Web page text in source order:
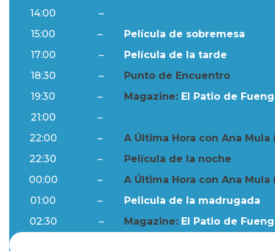
14:00
–
15:00
–
Película de sobremesa
17:00
–
Película de la tarde
18:30
–
Punto de Encuentro
19:30
– Magazine: El Patio de
21:00
–
22:00
–
A Última Hora con Ana Mula
22:30
–
Película de la noche
00:00
–
A Última Hora con Ana Mula
01:00
–
Pelicula de la madrugada
02:30
– Magazine: El Patio de